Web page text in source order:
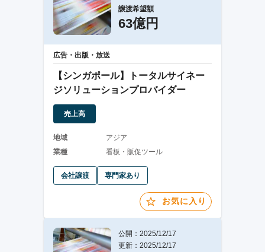
譲渡希望額
63億円
広告・出版・放送
【シンガポール】トータルサイネー
ジソリューションプロバイダー
売上高
地域
アジア
業種
看板・販促ツール
会社譲渡 専門家あり
お気に入り
公開：2025/12/17
更新：2025/12/17